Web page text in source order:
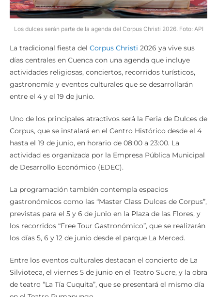
Los dulces serán parte de la agenda del Corpus Christi 2026. Foto: API
La tradicional fiesta del Corpus Christi 2026 ya vive sus
días centrales en Cuenca con una agenda que incluye
actividades religiosas, conciertos, recorridos turísticos,
gastronomía y eventos culturales que se desarrollarán
entre el 4 y el 19 de junio.
Uno de los principales atractivos será la Feria de Dulces de
Corpus, que se instalará en el Centro Histórico desde el 4
hasta el 19 de junio, en horario de 08:00 a 23:00. La
actividad es organizada por la Empresa Pública Municipal
de Desarrollo Económico (EDEC).
La programación también contempla espacios
gastronómicos como las “Master Class Dulces de Corpus”,
previstas para el 5 y 6 de junio en la Plaza de las Flores, y
los recorridos “Free Tour Gastronómico”, que se realizarán
los días 5, 6 y 12 de junio desde el parque La Merced.
Entre los eventos culturales destacan el concierto de La
Silvioteca, el viernes 5 de junio en el Teatro Sucre, y la obra
de teatro “La Tía Cuquita”, que se presentará el mismo día